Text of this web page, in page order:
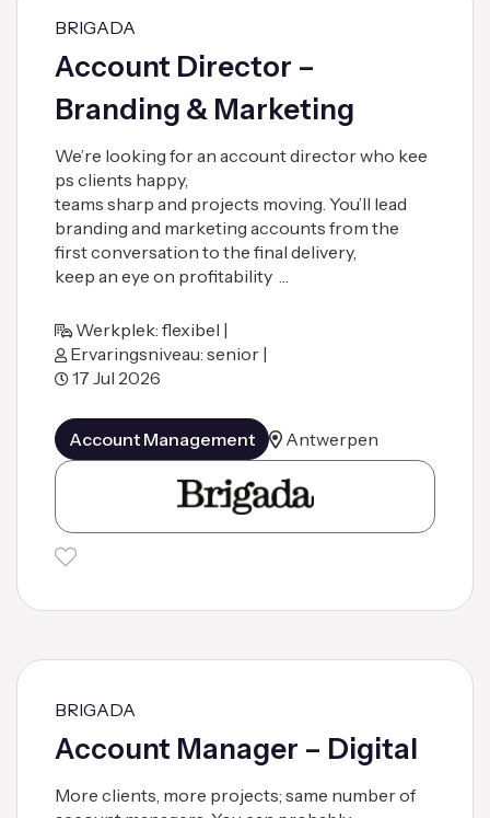
BRIGADA
Account Director –
Branding & Marketing
We’re looking for an account director who kee
ps clients happy,
teams sharp and projects moving. You’ll lead
branding and marketing accounts from the
first conversation to the final delivery,
keep an eye on profitability …
Werkplek: flexibel |
Ervaringsniveau: senior |
17 Jul 2026
Account Management Antwerpen
BRIGADA
Account Manager – Digital
More clients, more projects; same number of